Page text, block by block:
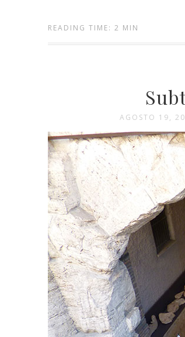
READING TIME: 2 MIN
AGOSTO 19,